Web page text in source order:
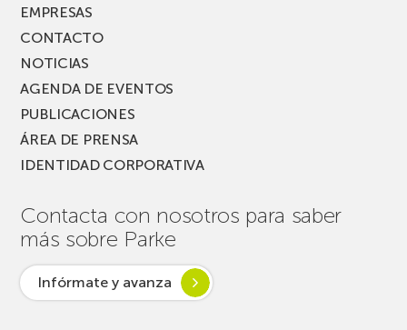
EMPRESAS
CONTACTO
NOTICIAS
AGENDA DE EVENTOS
PUBLICACIONES
ÁREA DE PRENSA
IDENTIDAD CORPORATIVA
Contacta con nosotros para saber
más sobre Parke
Infórmate y avanza